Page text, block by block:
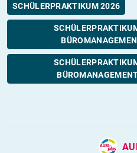
SCHÜLERPRAKTIKUM 2026